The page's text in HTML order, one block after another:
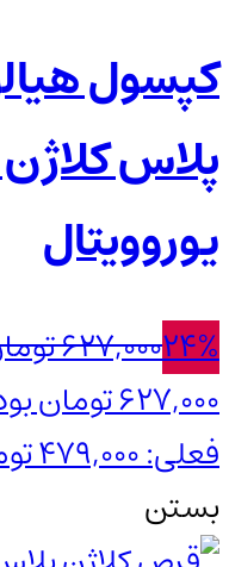
کپسول
پلاس
یوروویتال
24%
627,000
627,000 تومان بود.
فعلی: 479,000 تومان.
بستن